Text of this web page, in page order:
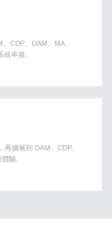
CDP、DAM、MA、
串接。
擴展到 DAM、CDP、
驗。